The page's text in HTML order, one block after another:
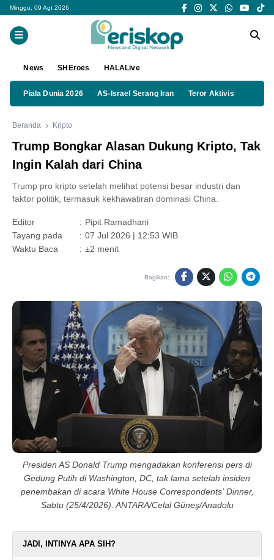
Minggu, 09 Agt 2026
News SHEroes HALALive
Piala Dunia 2026 AS-Israel Serang Iran Teror Aktivis
Beranda Kripto
Trump Bongkar Alasan Dukung Kripto, Tak
Ingin Kalah dari China
Trump pro kripto setelah melihat potensi besar industri dan
faktor politik, termasuk kekhawatiran dominasi China.
Editor : Pipit Ramadhani
Tayang pada
: 07 Jul 2026 | 12:53 WIB
Waktu Baca
: ±2 menit
Bagikan:
Presiden AS Donald Trump mengadakan konferensi pers di
Gedung Putih di Washington, DC, tak lama setelah insiden
penembakan di acara White House Correspondents' Dinner,
Sabtu (25/4/2026). ANTARA/Celal Güneş/Anadolu
JADI, INTINYA APA SIH?